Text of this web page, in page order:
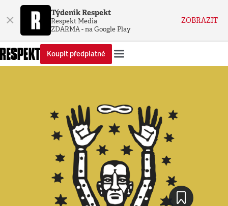
× Týdeník Respekt
Respekt Media
ZDARMA - na Google Play
ZOBRAZIT
Koupit předplatné